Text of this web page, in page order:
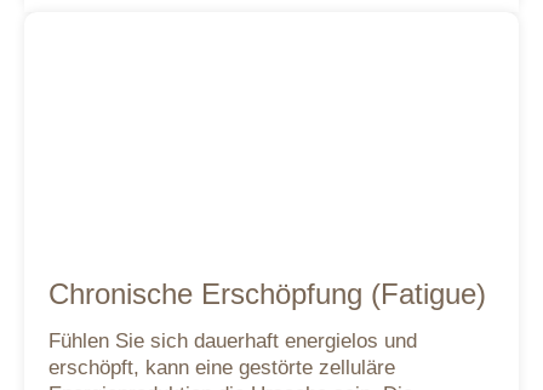
Chronische Erschöpfung (Fatigue)
Fühlen Sie sich dauerhaft energielos und
erschöpft, kann eine gestörte zelluläre